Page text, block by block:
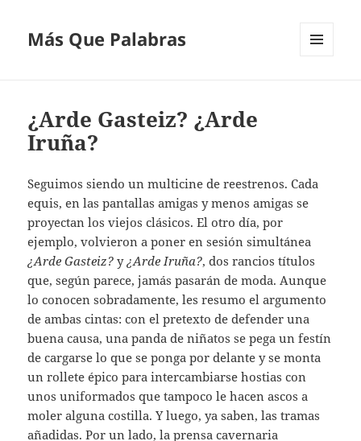
Más Que Palabras
¿Arde Gasteiz? ¿Arde
Iruña?
Seguimos siendo un multicine de reestrenos. Cada
equis, en las pantallas amigas y menos amigas se
proyectan los viejos clásicos. El otro día, por
ejemplo, volvieron a poner en sesión simultánea
¿Arde Gasteiz? y¿Arde Iruña?, dos rancios títulos
que, según parece, jamás pasarán de moda. Aunque
lo conocen sobradamente, les resumo el argumento
de ambas cintas: con el pretexto de defender una
buena causa, una panda de niñatos se pega un festín
de cargarse lo que se ponga por delante y se monta
un rollete épico para intercambiarse hostias con
unos uniformados que tampoco le hacen ascos a
moler alguna costilla. Y luego, ya saben, las tramas
añadidas. Por un lado, la prensa cavernaria